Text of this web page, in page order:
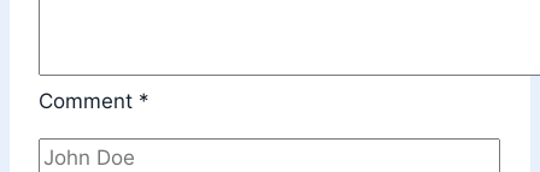
Comment *